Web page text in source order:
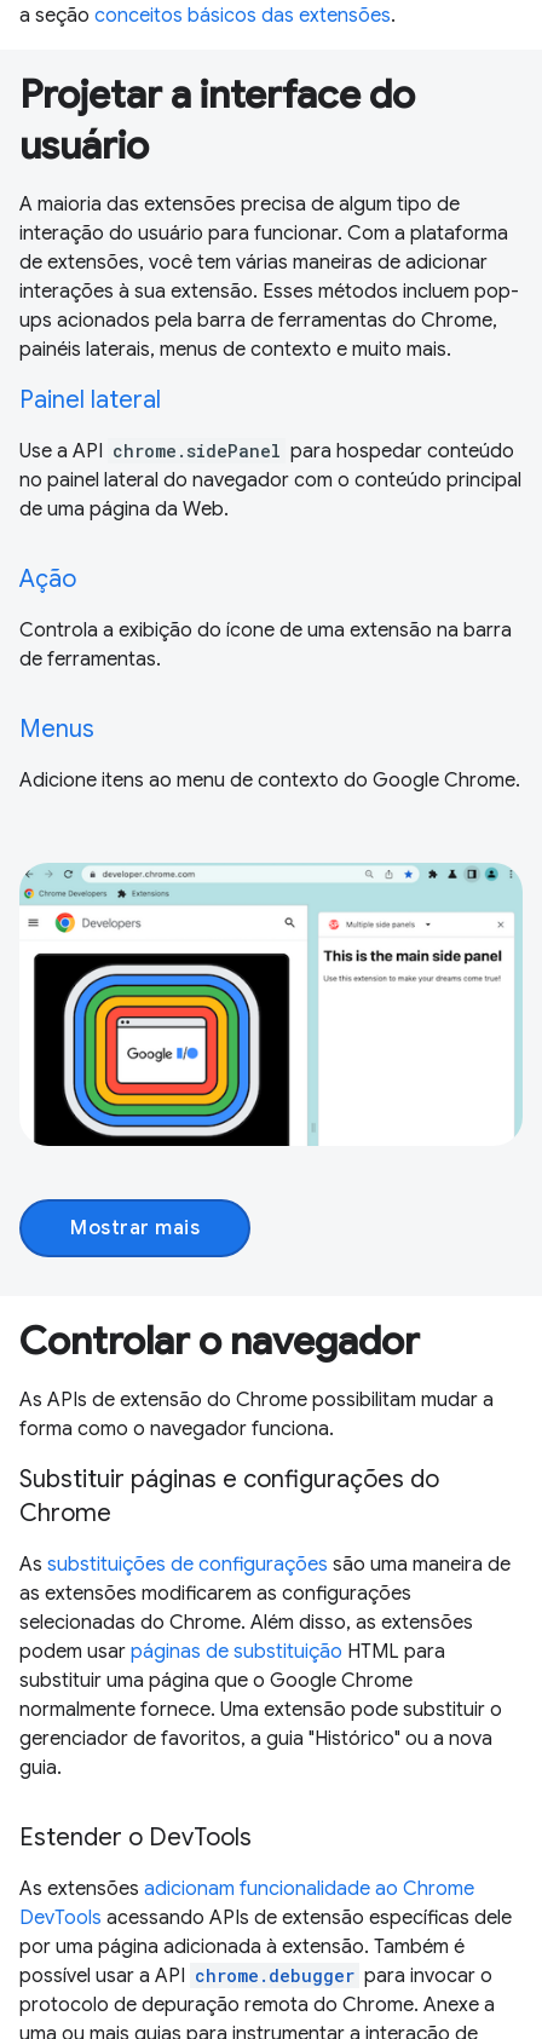
a seção conceitos básicos das extensões.
Projetar a interface do
usuário
A maioria das extensões precisa de algum tipo de
interação do usuário para funcionar. Com a plataforma
de extensões, você tem várias maneiras de adicionar
interações à sua extensão. Esses métodos incluem pop-
ups acionados pela barra de ferramentas do Chrome,
painéis laterais, menus de contexto e muito mais.
Painel lateral
Use a API chrome.sidePanel para hospedar conteúdo
no painel lateral do navegador com o conteúdo principal
de uma página da Web.
Ação
Controla a exibição do ícone de uma extensão na barra
de ferramentas.
Menus
Adicione itens ao menu de contexto do Google Chrome.
Mostrar mais
Controlar o navegador
As APIs de extensão do Chrome possibilitam mudar a
forma como o navegador funciona.
Substituir páginas e configurações do
Chrome
As substituições de configurações são uma maneira de
as extensões modificarem as configurações
selecionadas do Chrome. Além disso, as extensões
podem usar páginas de substituição HTML para
substituir uma página que o Google Chrome
normalmente fornece. Uma extensão pode substituir o
gerenciador de favoritos, a guia "Histórico" ou a nova
guia.
Estender o DevTools
As extensões adicionam funcionalidade ao Chrome
DevTools acessando APIs de extensão específicas dele
por uma página adicionada à extensão. Também é
possível usar a API chrome.debugger para invocar o
protocolo de depuração remota do Chrome. Anexe a